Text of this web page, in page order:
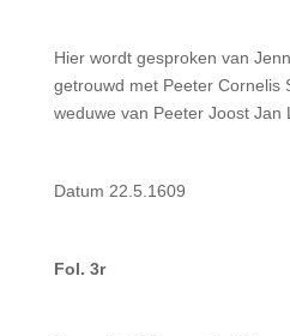
Hier wordt gesproken van
getrouwd met Peeter Cornelis
weduwe van Peeter Joost Jan
Datum 22.5.1609
Fol. 3r